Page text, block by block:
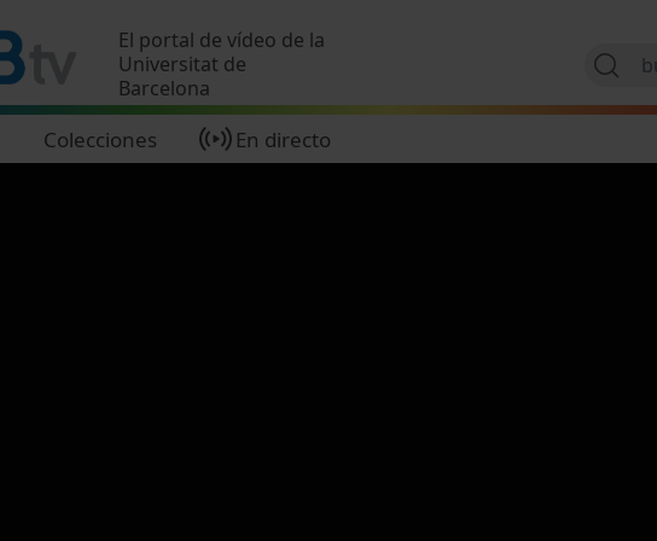
El portal de vídeo de la
Universitat de
Barcelona
Colecciones En directo